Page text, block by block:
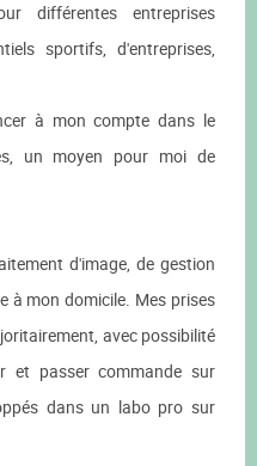
différentes entreprises
sportifs, d'entreprises,
à mon compte dans le
un moyen pour moi de
d'image, de gestion
à mon domicile. Mes prises
avec possibilité
et passer commande sur
dans un labo pro sur